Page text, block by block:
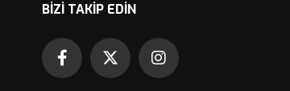
BIZI TAKIP EDIN